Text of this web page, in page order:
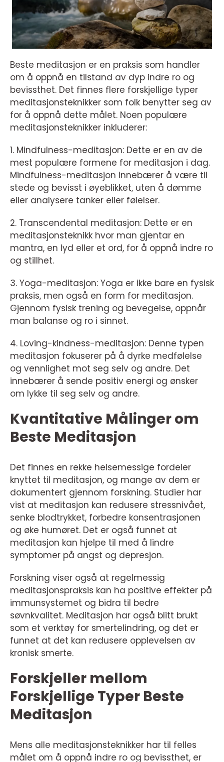
Beste meditasjon er en praksis som handler
om å oppnå en tilstand av dyp indre ro og
bevissthet. Det finnes flere forskjellige typer
meditasjonsteknikker som folk benytter seg av
for å oppnå dette målet. Noen populære
meditasjonsteknikker inkluderer:
1. Mindfulness-meditasjon: Dette er en av de
mest populære formene for meditasjon i dag.
Mindfulness-meditasjon innebærer å være til
stede og bevisst i øyeblikket, uten å dømme
eller analysere tanker eller følelser.
2. Transcendental meditasjon: Dette er en
meditasjonsteknikk hvor man gjentar en
mantra, en lyd eller et ord, for å oppnå indre ro
og stillhet.
3. Yoga-meditasjon: Yoga er ikke bare en fysisk
praksis, men også en form for meditasjon.
Gjennom fysisk trening og bevegelse, oppnår
man balanse og ro i sinnet.
4. Loving-kindness-meditasjon: Denne typen
meditasjon fokuserer på å dyrke medfølelse
og vennlighet mot seg selv og andre. Det
innebærer å sende positiv energi og ønsker
om lykke til seg selv og andre.
Kvantitative Målinger om
Beste Meditasjon
Det finnes en rekke helsemessige fordeler
knyttet til meditasjon, og mange av dem er
dokumentert gjennom forskning. Studier har
vist at meditasjon kan redusere stressnivået,
senke blodtrykket, forbedre konsentrasjonen
og øke humøret. Det er også funnet at
meditasjon kan hjelpe til med å lindre
symptomer på angst og depresjon.
Forskning viser også at regelmessig
meditasjonspraksis kan ha positive effekter på
immunsystemet og bidra til bedre
søvnkvalitet. Meditasjon har også blitt brukt
som et verktøy for smertelindring, og det er
funnet at det kan redusere opplevelsen av
kronisk smerte.
Forskjeller mellom
Forskjellige Typer Beste
Meditasjon
Mens alle meditasjonsteknikker har til felles
målet om å oppnå indre ro og bevissthet, er